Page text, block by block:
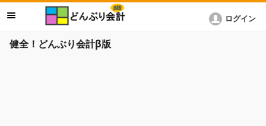
健全！どんぶり会計β版
ログイン